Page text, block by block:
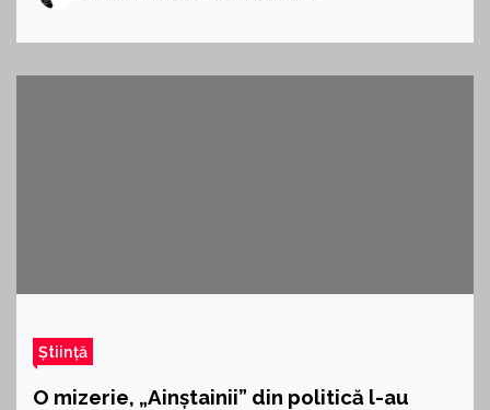
Știință
O mizerie, „Ainștainii” din politică l-au